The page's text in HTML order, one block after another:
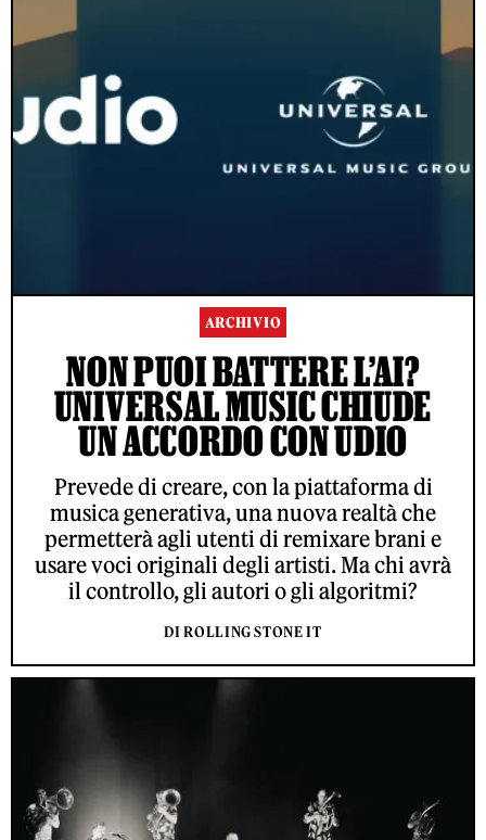
ARCHIVIO
NON PUOI BATTERE L’AI?
UNIVERSAL MUSIC CHIUDE
UN ACCORDO CON UDIO
Prevede di creare, con la piattaforma di
musica generativa, una nuova realtà che
permetterà agli utenti di remixare brani e
usare voci originali degli artisti. Ma chi avrà
il controllo, gli autori o gli algoritmi?
DI ROLLING STONE IT